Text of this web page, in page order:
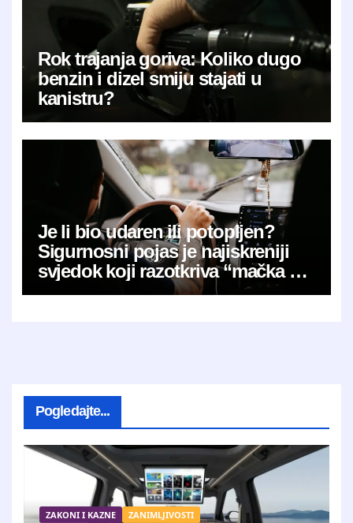
Rok trajanja goriva: Koliko dugo
benzin i dizel smiju stajati u
kanistru?
Je li bio udaren ili potopljen?
Sigurnosni pojas je najiskreniji
svjedok koji razotkriva “mačka u
vreći”
Pogledajte...
ZAKONI I KAZNE ZANIMLJIVOSTI